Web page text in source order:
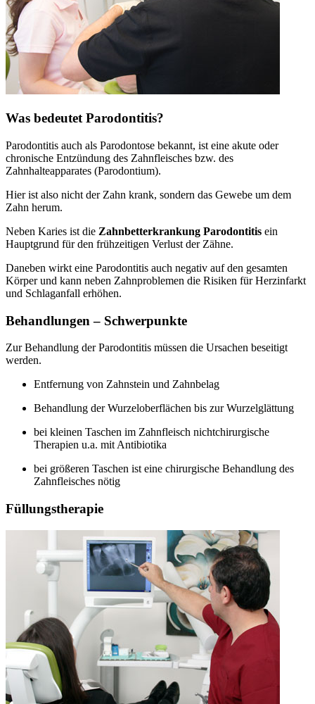
Was bedeutet Parodontitis?
Parodontitis auch als Parodontose bekannt, ist eine akute oder
chronische Entzündung des Zahnfleisches bzw. des
Zahnhalteapparates (Parodontium).
Hier ist also nicht der Zahn krank, sondern das Gewebe um dem
Zahn herum.
Neben Karies ist die Zahnbetterkrankung Parodontitis ein
Hauptgrund für den frühzeitigen Verlust der Zähne.
Daneben wirkt eine Parodontitis auch negativ auf den gesamten
Körper und kann neben Zahnproblemen die Risiken für Herzinfarkt
und Schlaganfall erhöhen.
Behandlungen – Schwerpunkte
Zur Behandlung der Parodontitis müssen die Ursachen beseitigt
werden.
Entfernung von Zahnstein und Zahnbelag
Behandlung der Wurzeloberflächen bis zur Wurzelglättung
bei kleinen Taschen im Zahnfleisch nichtchirurgische
Therapien u.a. mit Antibiotika
bei größeren Taschen ist eine chirurgische Behandlung des
Zahnfleisches nötig
Füllungstherapie